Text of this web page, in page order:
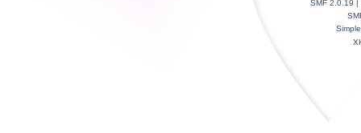
SMF 2.0.19 |